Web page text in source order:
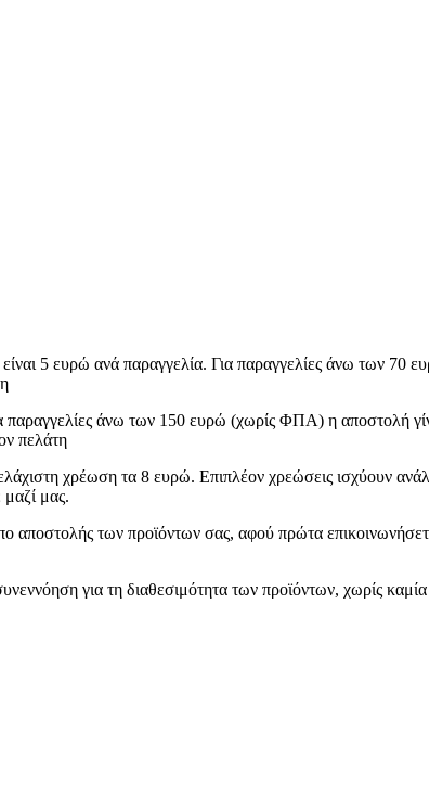
5 ευρώ ανά παραγγελία. Για παραγγελίες άνω των
παραγγελίες άνω των 150 ευρώ (χωρίς ΦΠΑ) η αποστολή
πελάτη
χρέωση τα 8 ευρώ. Επιπλέον χρεώσεις ισχύουν
μαζί μας.
αποστολής των προϊόντων σας, αφού πρώτα
για τη διαθεσιμότητα των προϊόντων, χωρίς